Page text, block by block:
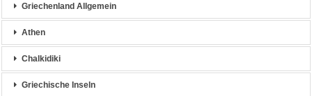
Griechenland Allgemein
Athen
Chalkidiki
Griechische Inseln